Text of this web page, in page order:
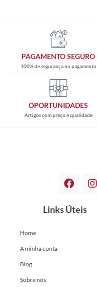
PAGAMENTO SEGURO
100% de segurança no pagamento
OPORTUNIDADES
Artigos com preço e qualidade
Links Úteis
Home
A minha conta
Blog
Sobre nós